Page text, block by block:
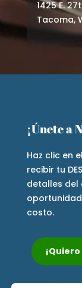
1425 E.
Tacoma,
¡Únete a
Haz clic en
recibir tu
detalles del
costo.